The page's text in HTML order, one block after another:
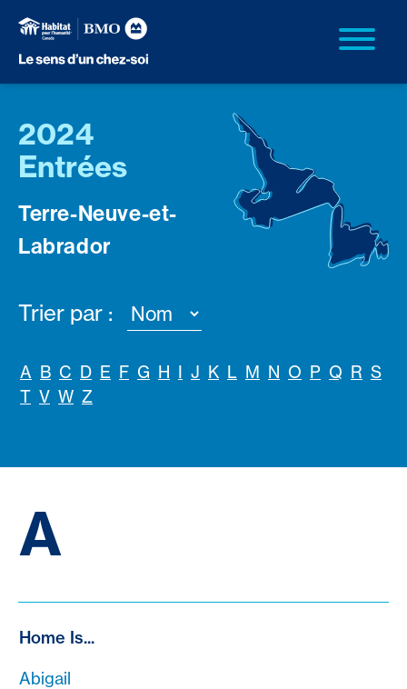
2024
Entrées
Terre-Neuve-et-
Labrador
Trier par :
A B C D E F G H I J K L M N O P Q R S
T V W Z
A
Home Is...
Abigail